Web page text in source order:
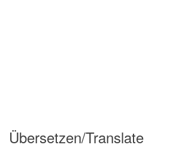
Übersetzen/Translate